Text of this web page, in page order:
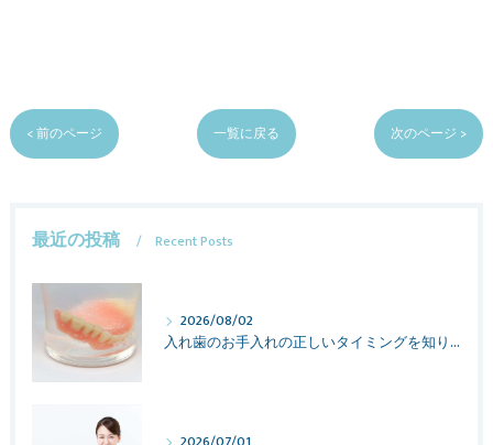
< 前のページ 一覧に戻る 次のページ >
最近の投稿 Recent Posts
2026/08/02
入れ歯のお手入れの正しいタイミングを知りたい